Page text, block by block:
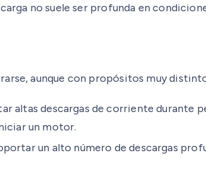
no suele ser profunda en
aunque con propósitos muy
altas descargas de corriente durante
un motor.
un alto número de descargas